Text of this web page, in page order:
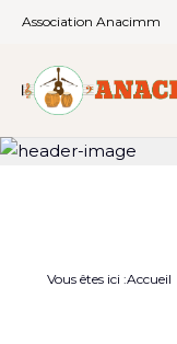
Association Anacimm
Vous êtes ici :Accueil